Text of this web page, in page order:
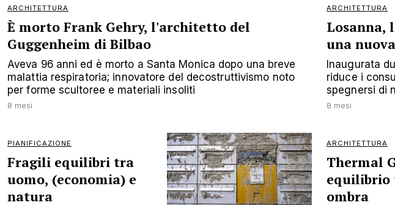
ARCHITETTURA
È morto Frank Gehry, l'architetto del
Guggenheim di Bilbao
Aveva 96 anni ed è morto a Santa Monica dopo una breve
malattia respiratoria; innovatore del decostruttivismo noto
per forme scultoree e materiali insoliti
8 mesi
ARCHITETTURA
Losanna,
una
Inaugurata
riduce i
spegnersi di
8 mesi
PIANIFICAZIONE
Fragili equilibri tra
uomo, (economia) e
natura
ARCHITETTURA
Thermal
equilibrio
ombra